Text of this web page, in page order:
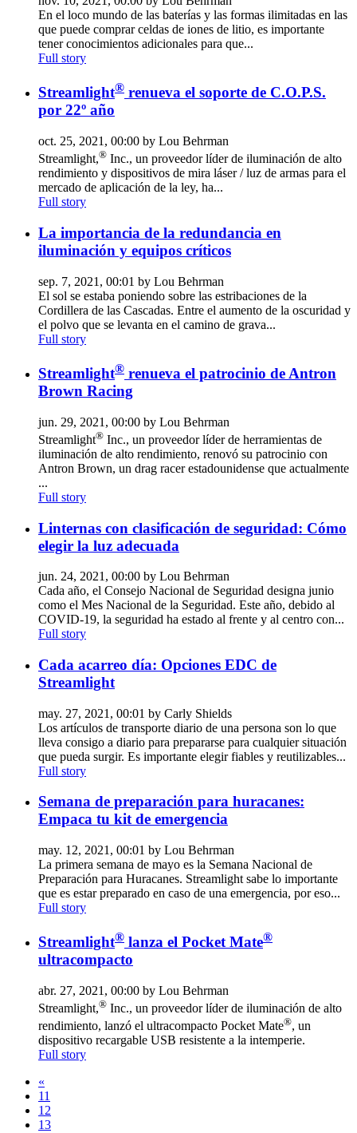
En el loco mundo de las baterías y las formas ilimitadas en las
que puede comprar celdas de iones de litio, es importante
tener conocimientos adicionales para que...
Full story
Streamlight® renueva el soporte de C.O.P.S.
por 22º año
oct. 25, 2021, 00:00 by Lou Behrman
Streamlight,® Inc., un proveedor líder de iluminación de alto
rendimiento y dispositivos de mira láser / luz de armas para el
mercado de aplicación de la ley, ha...
Full story
La importancia de la redundancia en
iluminación y equipos críticos
sep. 7, 2021, 00:01 by Lou Behrman
El sol se estaba poniendo sobre las estribaciones de la
Cordillera de las Cascadas. Entre el aumento de la oscuridad y
el polvo que se levanta en el camino de grava...
Full story
Streamlight® renueva el patrocinio de Antron
Brown Racing
jun. 29, 2021, 00:00 by Lou Behrman
Streamlight® Inc., un proveedor líder de herramientas de
iluminación de alto rendimiento, renovó su patrocinio con
Antron Brown, un drag racer estadounidense que actualmente
...
Full story
Linternas con clasificación de seguridad: Cómo
elegir la luz adecuada
jun. 24, 2021, 00:00 by Lou Behrman
Cada año, el Consejo Nacional de Seguridad designa junio
como el Mes Nacional de la Seguridad. Este año, debido al
COVID-19, la seguridad ha estado al frente y al centro con...
Full story
Cada acarreo día: Opciones EDC de
Streamlight
may. 27, 2021, 00:01 by Carly Shields
Los artículos de transporte diario de una persona son lo que
lleva consigo a diario para prepararse para cualquier situación
que pueda surgir. Es importante elegir fiables y reutilizables...
Full story
Semana de preparación para huracanes:
Empaca tu kit de emergencia
may. 12, 2021, 00:01 by Lou Behrman
La primera semana de mayo es la Semana Nacional de
Preparación para Huracanes. Streamlight sabe lo importante
que es estar preparado en caso de una emergencia, por eso...
Full story
Streamlight® lanza el Pocket Mate®
ultracompacto
abr. 27, 2021, 00:00 by Lou Behrman
Streamlight,® Inc., un proveedor líder de iluminación de alto
rendimiento, lanzó el ultracompacto Pocket Mate®, un
dispositivo recargable USB resistente a la intemperie.
Full story
«
11
12
13